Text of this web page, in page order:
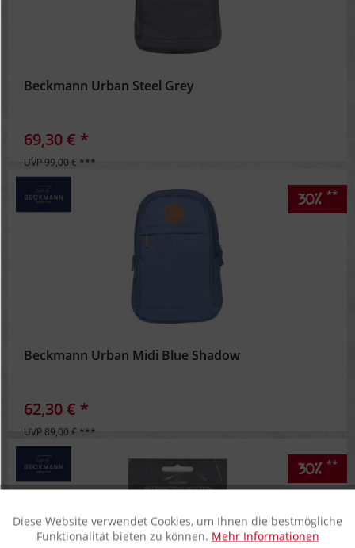
Beckmann Urban Steel Grey
69,30 € *
UVP 99,00 € ***
30% **
Beckmann Urban Midi Blue Shadow
62,30 € *
UVP 89,00 € ***
30% **
Funktionale Aktiv
Diese Website verwendet Cookies, um Ihnen die bestmögliche
Funktionalität bieten zu können. Mehr Informationen